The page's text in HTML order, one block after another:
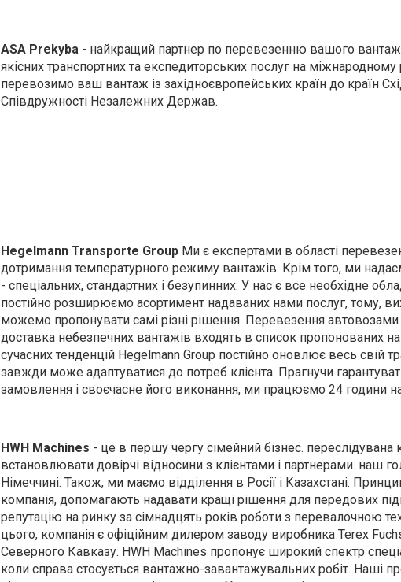
ASA Prekyba - найкращий партнер по перевезенню вашого
якісних транспортних та експедиторських послуг на
перевозимо ваш вантаж із західноєвропейських країн до країн
Співдружності Незалежних Держав.
Hegelmann Transporte Group Ми є експертами в області
дотримання температурного режиму вантажів. Крім того, ми
- спеціальних, стандартних і безупинних. У нас є все необхідне
постійно розширюємо асортимент надаваних нами послуг, тому,
можемо пропонувати самі різні рішення. Перевезення
доставка небезпечних вантажів входять в список пропонованих
сучасних тенденцій Hegelmann Group постійно оновлює весь свій
завжди може адаптуватися до потреб клієнта. Прагнучи
замовлення і своєчасне його виконання, ми працюємо 24 години
HWH Machines - це в першу чергу сімейний бізнес.
встановлювати довірчі відносини з клієнтами і партнерами. наш
Німеччині. Також, ми маємо відділення в Росії і Казахстані.
компанія, допомагають надавати кращі рішення для передових
репутацію на ринку за сімнадцять років роботи з перевалочною
цього, компанія є офіційним дилером заводу виробника Terex Fuchs
Cеверного Кавказу. HWH Machines пропонує широкий спектр
коли справа стосується вантажно-завантажувальних робіт. Наші